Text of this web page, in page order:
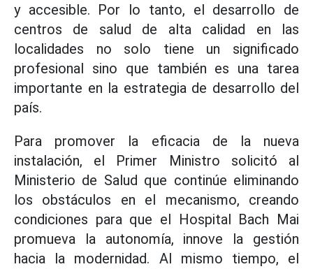
y accesible. Por lo tanto, el desarrollo de
centros de salud de alta calidad en las
localidades no solo tiene un significado
profesional sino que también es una tarea
importante en la estrategia de desarrollo del
país.
Para promover la eficacia de la nueva
instalación, el Primer Ministro solicitó al
Ministerio de Salud que continúe eliminando
los obstáculos en el mecanismo, creando
condiciones para que el Hospital Bach Mai
promueva la autonomía, innove la gestión
hacia la modernidad. Al mismo tiempo, el